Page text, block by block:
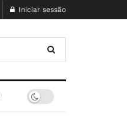
Iniciar sessão